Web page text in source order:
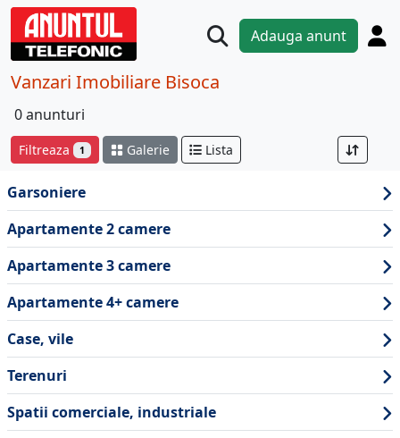
Adauga anunt
Vanzari Imobiliare Bisoca
0 anunturi
Filtreaza 1 Galerie Lista
Garsoniere
Apartamente 2 camere
Apartamente 3 camere
Apartamente 4+ camere
Case, vile
Terenuri
Spatii comerciale, industriale